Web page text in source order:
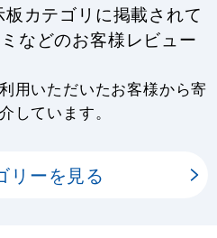
カテゴリに掲載されて
などのお客様レビュー
用いただいたお客様から寄
しています。
リーを見る